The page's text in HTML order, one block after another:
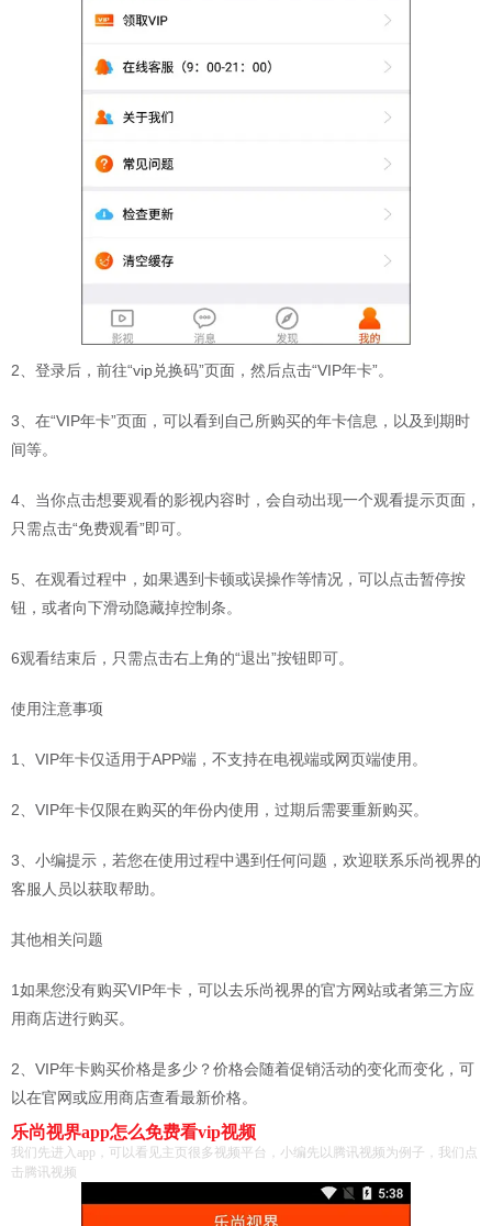
2、登录后，前往“vip兑换码”页面，然后点击“VIP年卡”。
3、在“VIP年卡”页面，可以看到自己所购买的年卡信息，以及到期时
间等。
4、当你点击想要观看的影视内容时，会自动出现一个观看提示页面，
只需点击“免费观看”即可。
5、在观看过程中，如果遇到卡顿或误操作等情况，可以点击暂停按
钮，或者向下滑动隐藏掉控制条。
6观看结束后，只需点击右上角的“退出”按钮即可。
使用注意事项
1、VIP年卡仅适用于APP端，不支持在电视端或网页端使用。
2、VIP年卡仅限在购买的年份内使用，过期后需要重新购买。
3、小编提示，若您在使用过程中遇到任何问题，欢迎联系乐尚视界的
客服人员以获取帮助。
其他相关问题
1如果您没有购买VIP年卡，可以去乐尚视界的官方网站或者第三方应
用商店进行购买。
2、VIP年卡购买价格是多少？价格会随着促销活动的变化而变化，可
以在官网或应用商店查看最新价格。
乐尚视界app怎么免费看vip视频
我们先进入app，可以看见主页很多视频平台，小编先以腾讯视频为例子，我们点
击腾讯视频